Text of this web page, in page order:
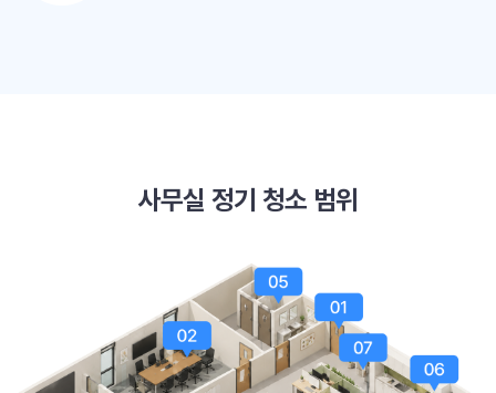
사무실 정기 청소 범위